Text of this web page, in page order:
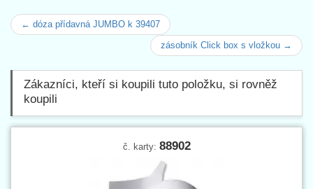
← dóza přídavná JUMBO k 39407
zásobník Click box s vložkou →
Zákazníci, kteří si koupili tuto položku, si rovněž
koupili
č. karty: 88902